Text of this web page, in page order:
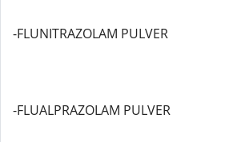
-FLUNITRAZOLAM PULVER
-FLUALPRAZOLAM PULVER